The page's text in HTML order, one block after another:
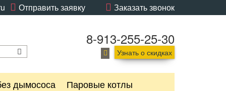
Заказать звонок
Отправить заявку
8-913-255-25-30
Узнать о скидках
дымососа
Паровые котлы